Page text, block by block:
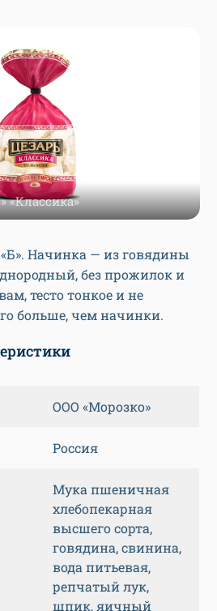
«Классика»
Начинка — из говядины
без прожилок и
тесто тонкое и не
больше, чем начинки.
ООО «Морозко»
Россия
Мука пшеничная
хлебопекарная
высшего сорта,
говядина, свинина,
вода питьевая,
репчатый лук,
шпик, яичный